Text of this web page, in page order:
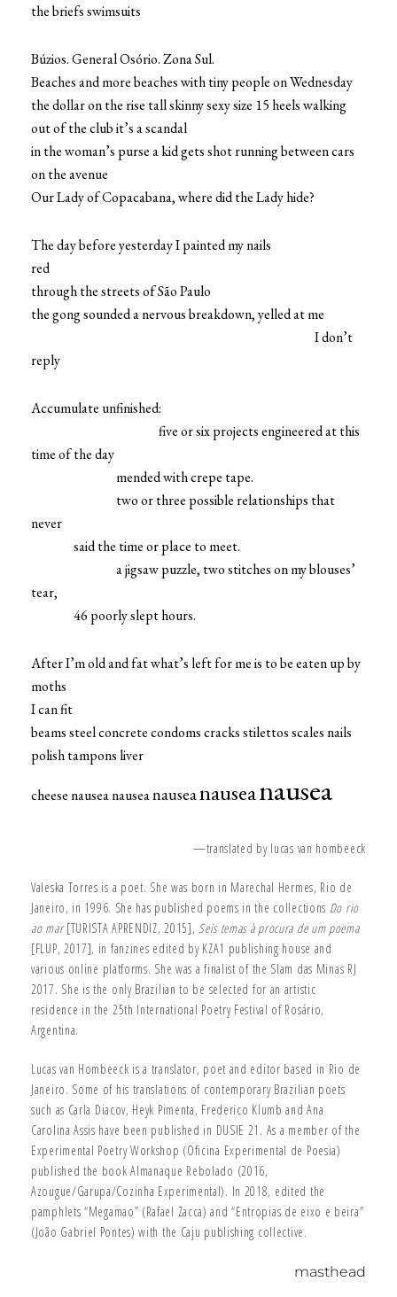
the briefs swimsuits
Búzios. General Osório. Zona Sul.
Beaches and more beaches with tiny people on Wednesday
the dollar on the rise tall skinny sexy size 15 heels walking
out of the club it’s a scandal
in the woman’s purse a kid gets shot running between cars
on the avenue
Our Lady of Copacabana, where did the Lady hide?
The day before yesterday I painted my nails
red
through the streets of São Paulo
the gong sounded a nervous breakdown, yelled at me
I don’t
reply
Accumulate unfinished:
five or six projects engineered at this
time of the day
mended with crepe tape.
two or three possible relationships that
never
said the time or place to meet.
a jigsaw puzzle, two stitches on my blouses’
tear,
46 poorly slept hours.
After I’m old and fat what’s left for me is to be eaten up by
moths
I can fit
beams steel concrete condoms cracks stilettos scales nails
polish tampons liver
cheese nausea nauseanauseanauseanausea
—translated by lucas van hombeeck
Valeska Torres is a poet. She was born in Marechal Hermes, Rio de
Janeiro, in 1996. She has published poems in the collections Do rio
ao mar[TURISTA APRENDIZ, 2015],Seis temas à procura de um poema
[FLUP, 2017], in fanzines edited by KZA1 publishing house and
various online platforms. She was a finalist of the Slam das Minas RJ
2017. She is the only Brazilian to be selected for an artistic
residence in the 25th International Poetry Festival of Rosário,
Argentina.
Lucas van Hombeeck is a translator, poet and editor based in Rio de
Janeiro. Some of his translations of contemporary Brazilian poets
such as Carla Diacov, Heyk Pimenta, Frederico Klumb and Ana
Carolina Assis have been published in DUSIE 21. As a member of the
Experimental Poetry Workshop (Oficina Experimental de Poesia)
published the book Almanaque Rebolado (2016,
Azougue/Garupa/Cozinha Experimental). In 2018, edited the
pamphlets “Megamao” (Rafael Zacca) and “Entropias de eixo e beira”
(João Gabriel Pontes) with the Caju publishing collective.
masthead